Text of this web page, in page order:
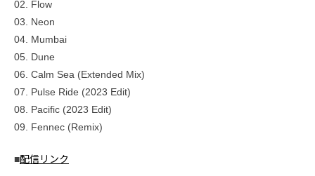
02. Flow
03. Neon
04. Mumbai
05. Dune
06. Calm Sea (Extended Mix)
07. Pulse Ride (2023 Edit)
08. Pacific (2023 Edit)
09. Fennec (Remix)
■配信リンク